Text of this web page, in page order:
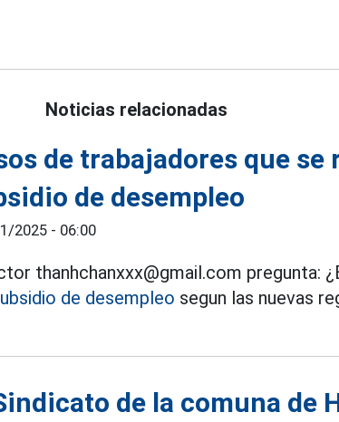
Noticias relacionadas
de trabajadores que
de desempleo
2025 - 06:00
thanhchanxxx@gmail.com pregunta:
de desempleo segun las nuevas
de la comuna de